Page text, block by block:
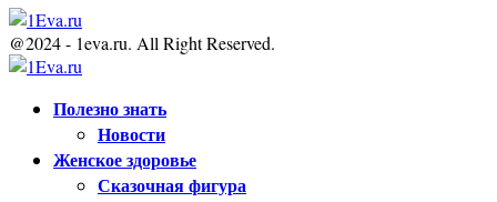
@2024 - 1eva.ru. All Right Reserved.
Полезно знать
Новости
Женское здоровье
Сказочная фигура